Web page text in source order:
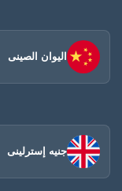
اليوان الصينى​
جنيه إسترلينى